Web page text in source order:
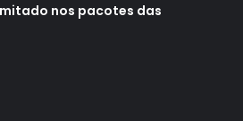
nos pacotes das